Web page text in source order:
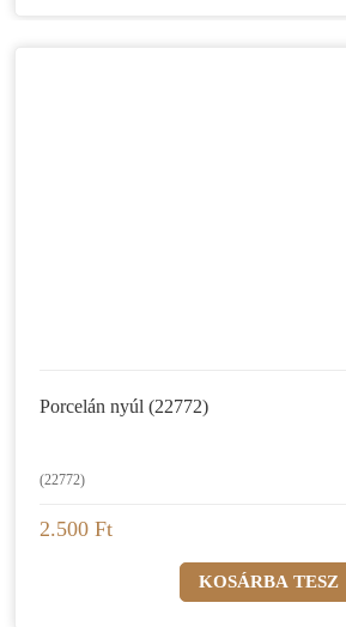
Porcelán nyúl (22772)
(22772)
2.500 Ft